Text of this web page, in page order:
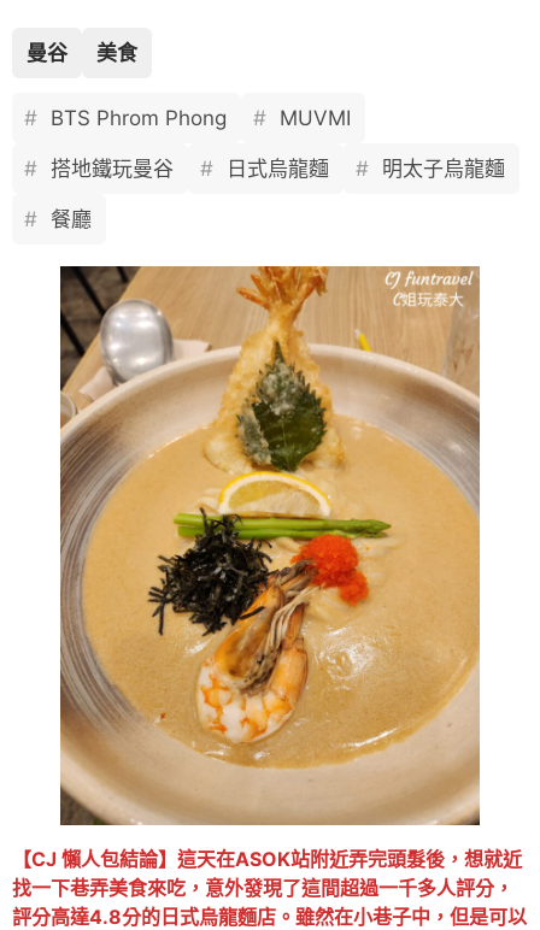
曼谷 美食
BTS Phrom Phong MUVMI
搭地鐵玩曼谷 日式烏龍麵 明太子烏龍麵
餐廳
【CJ 懶人包結論】這天在ASOK站附近弄完頭髮後，想就近
找一下巷弄美食來吃，意外發現了這間超過一千多人評分，
評分高達4.8分的日式烏龍麵店。雖然在小巷子中，但是可以